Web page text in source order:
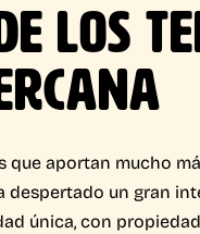
LOS
aportan mucho
un gran
única, con